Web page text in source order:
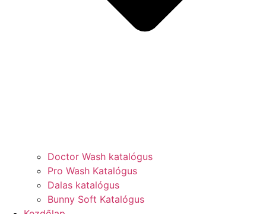
Doctor Wash katalógus
Pro Wash Katalógus
Dalas katalógus
Bunny Soft Katalógus